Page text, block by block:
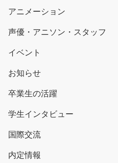
アニメーション
声優・アニソン・スタッフ
イベント
お知らせ
卒業生の活躍
学生インタビュー
国際交流
内定情報